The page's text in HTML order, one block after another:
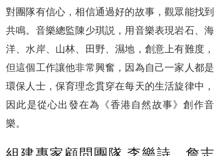
對團隊有信心，相信通過好的故事，觀眾能找到
共鳴。音樂總監陳少琪説，用音樂表現岩石、海
洋、水岸、山林、田野、濕地，創意上有難度，
但這個工作讓他非常興奮，因為自己一家人都是
環保人士，保育理念貫穿在每天的生活旋律中，
因此是從心出發在為《香港自然故事》創作音
樂。